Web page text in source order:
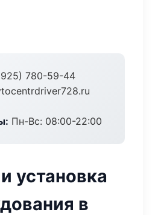
780-59-44
Пн-Вс: 08:00-22:00
установка
в